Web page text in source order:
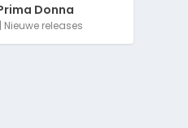
Donna
| Nieuwe releases